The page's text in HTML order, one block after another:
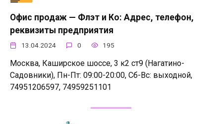
Офис продаж — Флэт и Ко: Адрес, телефон,
реквизиты предприятия
13.04.2024 0 195
Москва, Каширское шоссе, 3 к2 ст9 (Нагатино-
Садовники), Пн-Пт: 09:00-20:00, Сб-Вс: выходной,
74951206597, 74959251101